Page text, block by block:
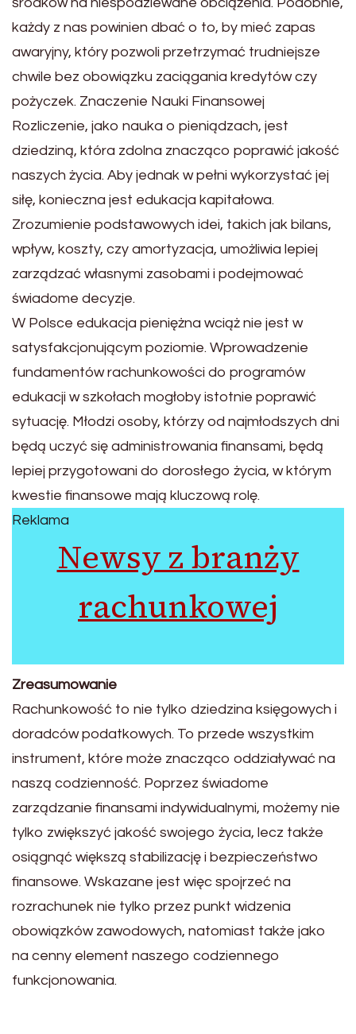
każdy z nas powinien dbać o to, by mieć zapas
awaryjny, który pozwoli przetrzymać trudniejsze
chwile bez obowiązku zaciągania kredytów czy
pożyczek. Znaczenie Nauki Finansowej
Rozliczenie, jako nauka o pieniądzach, jest
dziedziną, która zdolna znacząco poprawić jakość
naszych życia. Aby jednak w pełni wykorzystać jej
siłę, konieczna jest edukacja kapitałowa.
Zrozumienie podstawowych idei, takich jak bilans,
wpływ, koszty, czy amortyzacja, umożliwia lepiej
zarządzać własnymi zasobami i podejmować
świadome decyzje.
W Polsce edukacja pieniężna wciąż nie jest w
satysfakcjonującym poziomie. Wprowadzenie
fundamentów rachunkowości do programów
edukacji w szkołach mogłoby istotnie poprawić
sytuację. Młodzi osoby, którzy od najmłodszych dni
będą uczyć się administrowania finansami, będą
lepiej przygotowani do dorosłego życia, w którym
kwestie finansowe mają kluczową rolę.
Reklama
Newsy z branży
rachunkowej
Zreasumowanie
Rachunkowość to nie tylko dziedzina księgowych i
doradców podatkowych. To przede wszystkim
instrument, które może znacząco oddziaływać na
naszą codzienność. Poprzez świadome
zarządzanie finansami indywidualnymi, możemy nie
tylko zwiększyć jakość swojego życia, lecz także
osiągnąć większą stabilizację i bezpieczeństwo
finansowe. Wskazane jest więc spojrzeć na
rozrachunek nie tylko przez punkt widzenia
obowiązków zawodowych, natomiast także jako
na cenny element naszego codziennego
funkcjonowania.